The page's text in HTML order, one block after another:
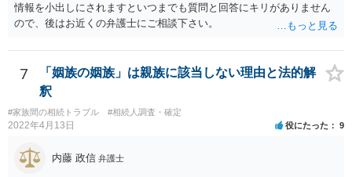
しどころ）としては，譲歩することを甘受しなければならないかもし
れません。
情報を小出しにされますといつまでも質問と回答にキリがありません
ので、後はお近くの弁護士にご相談下さい。
7
「姻族の姻族」は親族に該当しない理由と法的解
釈
#家族間の相続トラブル #相続人調査・確定
2022年4月13日 役にたった 9
内藤 政信 弁護士